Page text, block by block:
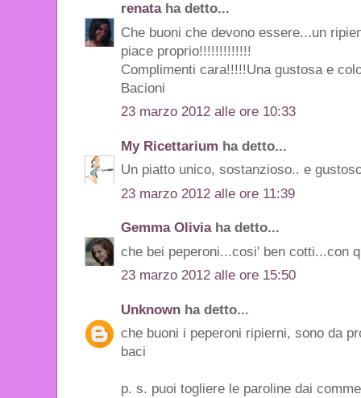
renataha detto...
Che buoni che devono essere...un
piace proprio!!!!!!!!!!!!!
Complimenti cara!!!!!Una gustosa e
Bacioni
23 marzo 2012 alle ore 10:33
My Ricettarium ha detto...
Un piatto unico, sostanzioso.. e
23 marzo 2012 alle ore 11:39
Gemma Oliviaha detto...
che bei peperoni...cosi' ben cotti...con
23 marzo 2012 alle ore 15:50
Unknown ha detto...
che buoni i peperoni ripierni, sono da
baci
p. s. puoi togliere le paroline dai